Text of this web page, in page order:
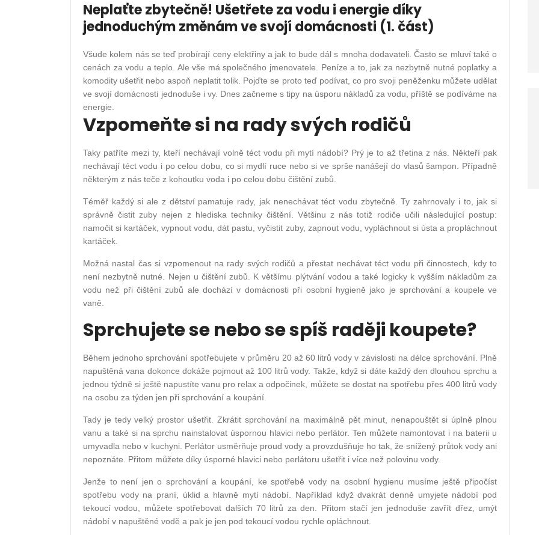
Neplaťte zbytečně! Ušetřete za vodu i energie díky
jednoduchým změnám ve svojí domácnosti (1. část)
Všude kolem nás se teď probírají ceny elektřiny a jak to bude dál s mnoha dodavateli. Často se mluví také o
cenách za vodu a teplo. Ale vše má společného jmenovatele. Peníze a to, jak za nezbytně nutné poplatky a
komodity ušetřit nebo aspoň neplatit tolik. Pojďte se proto teď podívat, co pro svoji peněženku můžete udělat
ve svojí domácnosti jednoduše i vy. Dnes začneme s tipy na úsporu nákladů za vodu, příště se podíváme na
energie.
Vzpomeňte si na rady svých rodičů
Taky patříte mezi ty, kteří nechávají volně téct vodu při mytí nádobí? Prý je to až třetina z nás. Někteří pak
nechávají téct vodu i po celou dobu, co si mydlí ruce nebo si ve sprše nanášejí do vlasů šampon. Případně
některým z nás teče z kohoutku voda i po celou dobu čištění zubů.
Téměř každý si ale z dětství pamatuje rady, jak nenechávat téct vodu zbytečně. Ty zahrnovaly i to, jak si
správně čistit zuby nejen z hlediska techniky čištění. Většinu z nás totiž rodiče učili následující postup:
namočit si kartáček, vypnout vodu, dát pastu, vyčistit zuby, zapnout vodu, vypláchnout si ústa a propláchnout
kartáček.
Možná nastal čas si vzpomenout na rady svých rodičů a přestat nechávat téct vodu při činnostech, kdy to
není nezbytně nutné. Nejen u čištění zubů. K většímu plýtvání vodou a také logicky k vyšším nákladům za
vodu než při čištění zubů ale dochází v domácnosti při osobní hygieně jako je sprchování a koupele ve
vaně.
Sprchujete se nebo se spíš raději koupete?
Během jednoho sprchování spotřebujete v průměru 20 až 60 litrů vody v závislosti na délce sprchování. Plně
napuštěná vana dokonce dokáže pojmout až 100 litrů vody. Takže, když si dáte každý den dlouhou sprchu a
jednou týdně si ještě napustíte vanu pro relax a odpočinek, můžete se dostat na spotřebu přes 400 litrů vody
na osobu za týden jen při sprchování a koupání.
Tady je tedy velký prostor ušetřit. Zkrátit sprchování na maximálně pět minut, nenapouštět si úplně plnou
vanu a také si na sprchu nainstalovat úspornou hlavici nebo perlátor. Ten můžete namontovat i na baterii u
umyvadla nebo v kuchyni. Perlátor usměrňuje proud vody a provzdušňuje ho tak, že snížený průtok vody ani
nepoznáte. Přitom můžete díky úsporné hlavici nebo perlátoru ušetřit i více než polovinu vody.
Jenže to není jen o sprchování a koupání, ke spotřebě vody na osobní hygienu musíme ještě připočíst
spotřebu vody na praní, úklid a hlavně mytí nádobí. Například když dvakrát denně umyjete nádobí pod
tekoucí vodou, můžete spotřebovat dalších 70 litrů za den. Přitom stačí jen jednoduše zavřít dřez, umýt
nádobí v napuštěné vodě a pak je jen pod tekoucí vodou rychle opláchnout.